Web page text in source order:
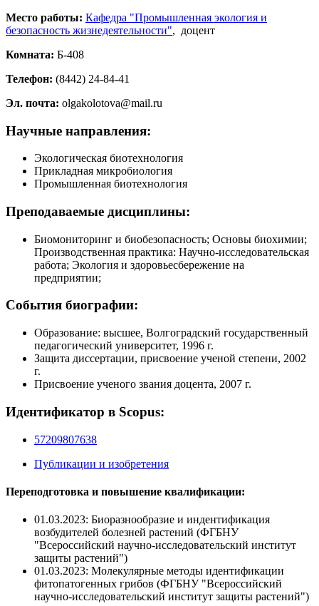
Место работы: Кафедра "Промышленная экология и
безопасность жизнедеятельности", доцент
Комната: Б-408
Телефон: (8442) 24-84-41
Эл. почта: olgakolotova@mail.ru
Научные направления:
Экологическая биотехнология
Прикладная микробиология
Промышленная биотехнология
Преподаваемые дисциплины:
Биомониторинг и биобезопасность; Основы биохимии;
Производственная практика: Научно-исследовательская
работа; Экология и здоровьесбережение на
предприятии;
События биографии:
Образование: высшее, Волгоградский государственный
педагогический университет, 1996 г.
Защита диссертации, присвоение ученой степени, 2002
г.
Присвоение ученого звания доцента, 2007 г.
Идентификатор в Scopus:
57209807638
Публикации и изобретения
Переподготовка и повышение квалификации:
01.03.2023: Биоразнообразие и индентификация
возбудителей болезней растений (ФГБНУ
"Всероссийский научно-исследовательский институт
защиты растений")
01.03.2023: Молекулярные методы идентификации
фитопатогенных грибов (ФГБНУ "Всероссийский
научно-исследовательский институт защиты растений")